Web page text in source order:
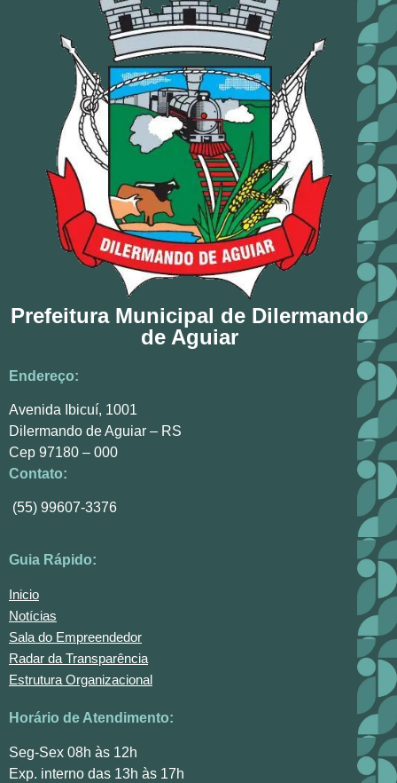
Prefeitura Municipal de Dilermando
de Aguiar
Endereço:
Avenida Ibicuí, 1001
Dilermando de Aguiar – RS
Cep 97180 – 000
Contato:
(55) 99607-3376
Guia Rápido:
Inicio
Notícias
Sala do Empreendedor
Radar da Transparência
Estrutura Organizacional
Horário de Atendimento:
Seg-Sex 08h às 12h
Exp. interno das 13h às 17h